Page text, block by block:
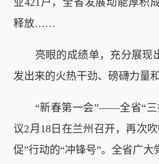
释放……
亮眼的成绩单，充分展现
发出来的火热干劲、磅礴力量
“新春第一会”——全省“三
议2月18日在兰州召开，再次
促”行动的“冲锋号”。全省广大